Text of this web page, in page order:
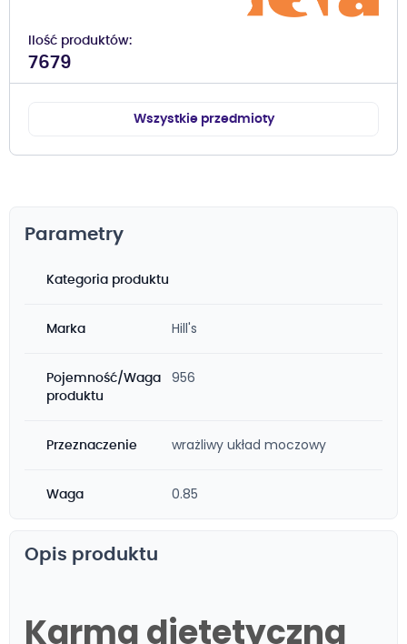
Ilość produktów
7679
Wszystkie przedmioty
Parametry
Kategoria produktu
Marka Hill's
Pojemność/Waga
produktu
956
Przeznaczenie wrażliwy układ moczowy
Waga 0.85
Opis produktu
Karma dietetyczna